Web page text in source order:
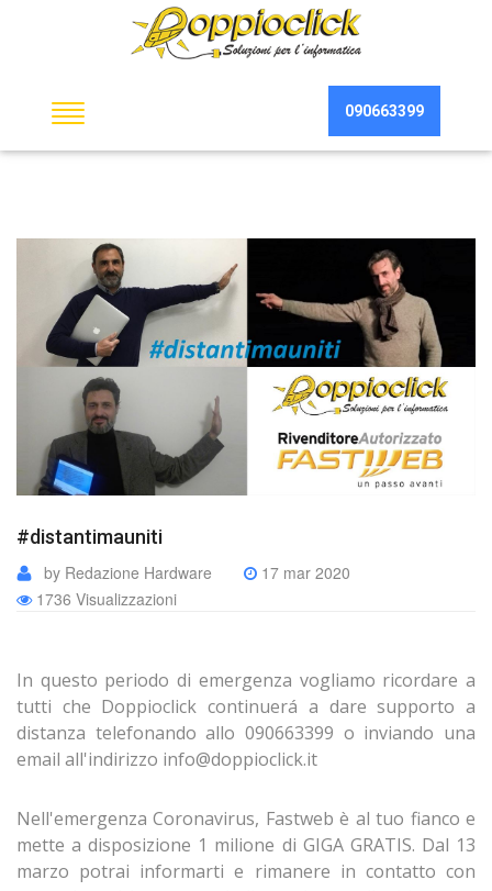
090663399
#distantimauniti
by Redazione Hardware
17 mar 2020
1736 Visualizzazioni
In questo periodo di emergenza vogliamo ricordare a
tutti che Doppioclick continuerá a dare supporto a
distanza telefonando allo 090663399 o inviando una
email all'indirizzo info@doppioclick.it
Nell'emergenza Coronavirus, Fastweb è al tuo fianco e
mette a disposizione 1 milione di GIGA GRATIS. Dal 13
marzo potrai informarti e rimanere in contatto con